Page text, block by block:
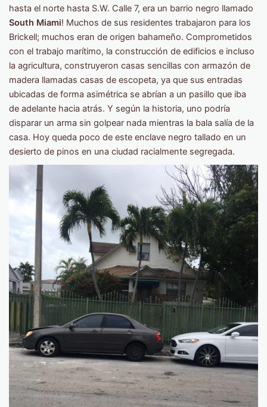
hasta el norte hasta S.W. Calle 7, era un barrio negro llamado
South Miami! Muchos de sus residentes trabajaron para los
Brickell; muchos eran de origen bahameño. Comprometidos
con el trabajo marítimo, la construcción de edificios e incluso
la agricultura, construyeron casas sencillas con armazón de
madera llamadas casas de escopeta, ya que sus entradas
ubicadas de forma asimétrica se abrían a un pasillo que iba
de adelante hacia atrás. Y según la historia, uno podría
disparar un arma sin golpear nada mientras la bala salía de la
casa. Hoy queda poco de este enclave negro tallado en un
desierto de pinos en una ciudad racialmente segregada.